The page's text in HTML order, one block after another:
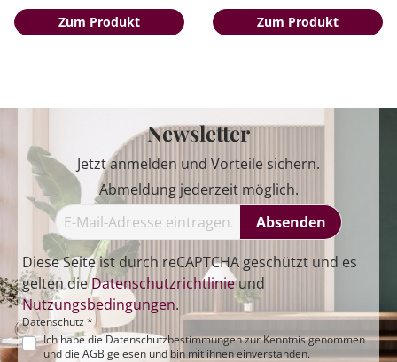
Zum Produkt Zum Produkt
Newsletter
Jetzt anmelden und Vorteile sichern.
Abmeldung jederzeit möglich.
Absenden
Diese Seite ist durch reCAPTCHA geschützt und es
gelten dieDatenschutzrichtlinieund
Nutzungsbedingungen.
Datenschutz *
Ich habe die Datenschutzbestimmungenzur Kenntnis genommen
und die AGB gelesen und bin mit ihnen einverstanden.